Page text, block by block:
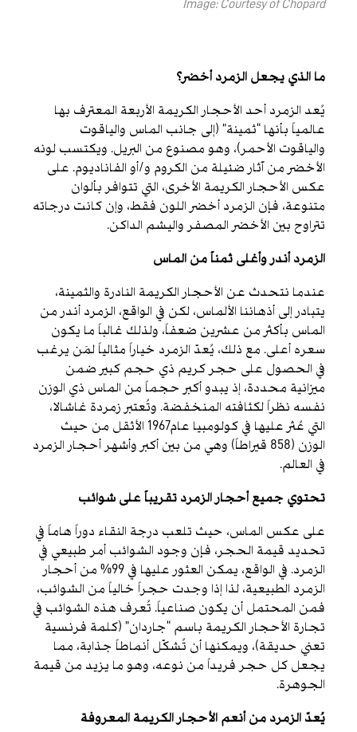
Image: Courtesy of Chopard
ما الذي يجعل الزمرد أخضر؟
يُعد الزمرد أحد الأحجار الكريمة الأربعة المعترف بها
عالمياً بأنها “ثمينة” )إلى جانب الماس والياقوت
والياقوت الأحمر(، وهو مصنوع من البريل. ويكتسب لونه
الأخضر من آثار ضئيلة من الكروم و/أو الفاناديوم. على
عكس الأحجار الكريمة الأخرى، التي تتوافر بألوان
متنوعة، فإن الزمرد أخضر اللون فقط، وإن كانت درجاته
تتراوح بين الأخضر المصفر واليشم الداكن.
الزمرد أندر وأغلى ثمناً من الماس
عندما نتحدث عن الأحجار الكريمة النادرة والثمينة،
يتبادر إلى أذهاننا الألماس، لكن في الواقع، الزمرد أندر من
الماس بأكثر من عشرين ضعفاً، ولذلك غالباً ما يكون
سعره أعلى. مع ذلك، يُعدّ الزمرد خياراً مثالياً لمَن يرغب
في الحصول على حجر كريم ذي حجم كبير ضمن
ميزانية محددة، إذ يبدو أكبر حجماً من الماس ذي الوزن
نفسه نظراً لكثافته المنخفضة. وتُعتبر زمردة غاشالا،
التي عُثر عليها في كولومبيا عام1967 الأثقل من حيث
الوزن )858 قيراطاً( وهي من بين أكبر وأشهر أحجار الزمرد
في العالم.
تحتوي جميع أحجار الزمرد تقريباً على شوائب
على عكس الماس، حيث تلعب درجة النقاء دوراً هاماً في
تحديد قيمة الحجر، فإن وجود الشوائب أمر طبيعي في
الزمرد. في الواقع، يمكن العثور عليها في 99% من أحجار
الزمرد الطبيعية، لذا إذا وجدت حجراً خالياً من الشوائب،
فمن المحتمل أن يكون صناعياً. تُعرف هذه الشوائب في
تجارة الأحجار الكريمة باسم “جاردان” )كلمة فرنسية
تعني حديقة(، ويمكنها أن تُشكّل أنماطاً جذابة، مما
يجعل كل حجر فريداً من نوعه، وهو ما يزيد من قيمة
الجوهرة.
يُعدّ الزمرد من أنعم الأحجار الكريمة المعروفة